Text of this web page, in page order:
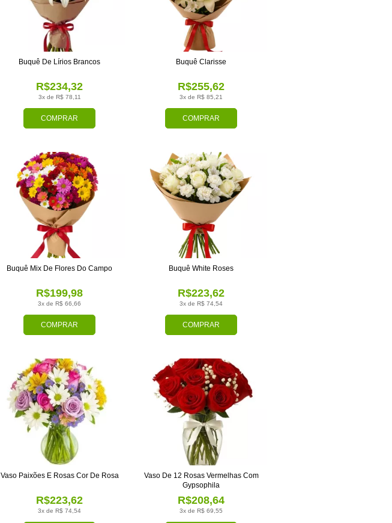
COMPRAR
3x de R$ 78,11
R$234,32
Buquê De Lírios Brancos
COMPRAR
3x de R$ 85,21
R$255,62
Buquê Clarisse
COMPRAR
3x de R$ 66,66
R$199,98
Buquê Mix De Flores Do Campo
COMPRAR
3x de R$ 74,54
R$223,62
Buquê White Roses
3x de R$ 74,54
R$223,62
Vaso Paixões E Rosas Cor De Rosa
3x de R$ 69,55
R$208,64
Vaso De 12 Rosas Vermelhas Com
Gypsophila